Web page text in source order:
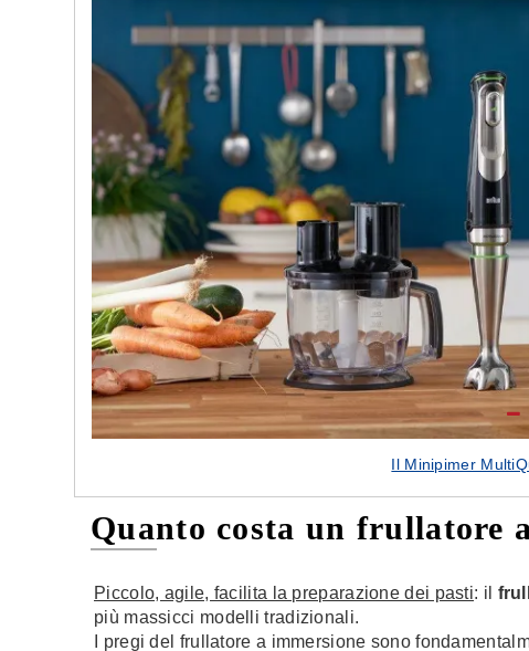
Il Minipimer
Quanto costa un frullatore
Piccolo, agile, facilita la preparazione dei pasti: il
più massicci modelli tradizionali.
I pregi del frullatore a immersione sono
nostre porte Cappe cucina dal design innovativo